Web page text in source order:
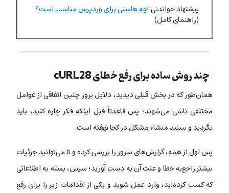
پیشنهاد خواندنی:چه هاستی برای وردپرس مناسب است؟
(راهنمای کامل)
چند روش ساده برای رفع خطای cURL28
همان‌طور که در بخش قبلی دیدید، دلایل بروز چنین اتفاقی از عوامل
مختلفی ناشی می‌شوند؛ پس قاعدتاً قبل اینکه فکر چاره کنید، باید
بگردید و ببینید منشاء مشکل در کجا نهفته است.
پس اول از همه، گزارش‌های سرور را بررسی کرده و تا می‌توانید جزئیات
بیشتر راجع‌به خطا و علت آن به دست آورید؛ سپس، بسته به اطلاعاتی
که کسب کرده‌اید، وارد عمل شوید و یکی از اقدامات زیر را برای رفع